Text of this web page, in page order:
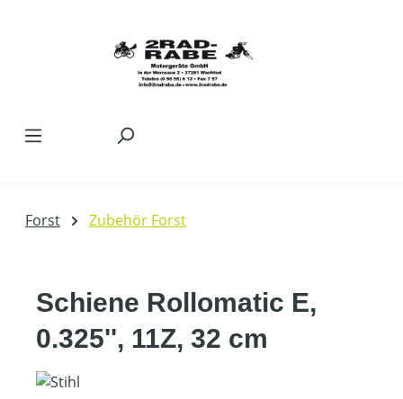
Forst Zubehör Forst
Schiene Rollomatic E,
0.325'', 11Z, 32 cm